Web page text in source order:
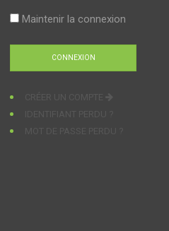
Maintenir la connexion